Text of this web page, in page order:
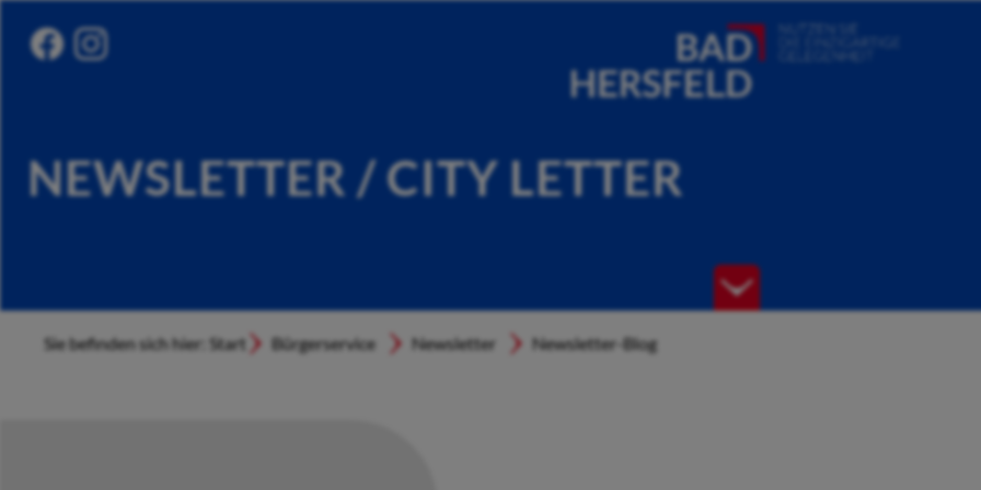
NEWSLETTER / CITY LETTER
Sie befinden sich hier: Start Bürgerservice Newsletter Newsletter-Blog